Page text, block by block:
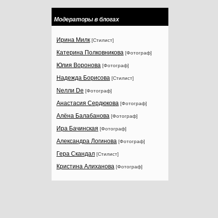
Модераторы в блогах
Ирина Милк [Стилист]
Катерина Полковникова [Фотограф]
Юлия Воронова [Фотограф]
Надежда Борисова [Стилист]
Nелли Dе [Фотограф]
Анастасия Сердюкова [Фотограф]
Алёна Балабанова [Фотограф]
Ира Бачинская [Фотограф]
Александра Логинова [Фотограф]
Гера Скандал [Стилист]
Кристина Алиханова [Фотограф]